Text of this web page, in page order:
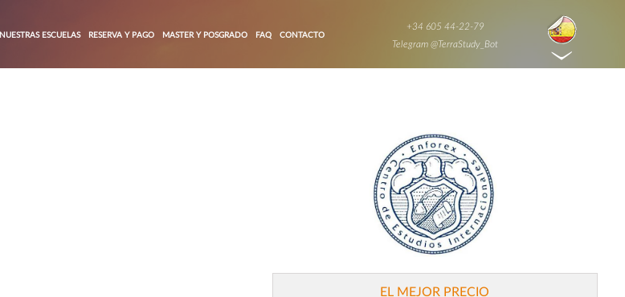
NUESTRAS ESCUELAS RESERVA Y PAGO MASTER Y POSGRADO FAQ CONTACTO
+34 605 44-22-79
Telegram @TerraStudy_Bot
EL MEJOR PRECIO